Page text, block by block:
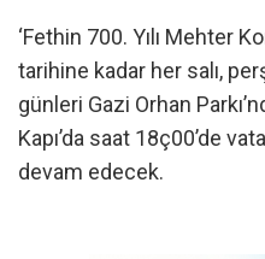
‘Fethin 700. Yılı Mehter
tarihine kadar her salı,
günleri Gazi Orhan
Kapı’da saat 18ç00’de
devam edecek.